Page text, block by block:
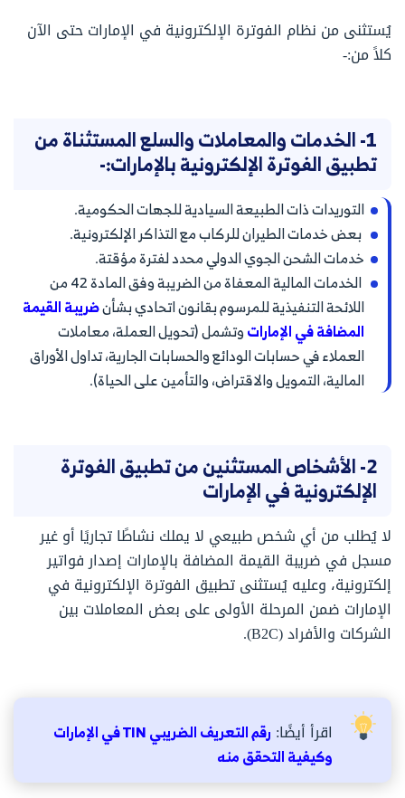
يُستثنى من نظام الفوترة الإلكترونية في الإمارات حتى الآن
كلاً من:-
1- الخدمات والمعاملات والسلع المستثناة من
تطبيق الفوترة الإلكترونية بالإمارات:-
التوريدات ذات الطبيعة السيادية للجهات الحكومية.
بعض خدمات الطيران للركاب مع التذاكر الإلكترونية.
خدمات الشحن الجوي الدولي محدد لفترة مؤقتة.
الخدمات المالية المعفاة من الضريبة وفق المادة 42 من
اللائحة التنفيذية للمرسوم بقانون اتحادي بشأنضريبة القيمة
المضافة في الإماراتوتشمل (تحويل العملة، معاملات
العملاء في حسابات الودائع والحسابات الجارية، تداول الأوراق
المالية، التمويل والاقتراض، والتأمين على الحياة).
2- الأشخاص المستثنين من تطبيق الفوترة
الإلكترونية في الإمارات
لا يُطلب من أي شخص طبيعي لا يملك نشاطًا تجاريًا أو غير
مسجل في ضريبة القيمة المضافة بالإمارات إصدار فواتير
إلكترونية، وعليه يُستثنى تطبيق الفوترة الإلكترونية في
الإمارات ضمن المرحلة الأولى على بعض المعاملات بين
الشركات والأفراد (B2C).
اقرأ أيضًا:
رقم التعريف الضريبي TIN في الإمارات
وكيفية التحقق منه